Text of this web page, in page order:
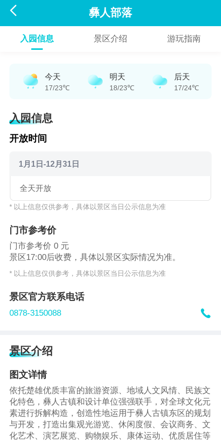
 彝人部落
入园信息 景区介绍 游玩指南
今天
17/23℃
明天
18/23℃
后天
17/24℃
入园信息
开放时间
1月1日-12月31日
全天开放
* 以上信息仅供参考，具体以景区当日公示信息为准
门市参考价
门市参考价 0 元
景区17:00后收费，具体以景区实际情况为准。
* 以上信息仅供参考，具体以景区当日公示信息为准
景区官方联系电话
0878-3150088 
景区介绍
图文详情
依托楚雄优质丰富的旅游资源、地域人文风情、民族文
化特色，彝人古镇和设计单位强强联手，对全球文化元
素进行拆解构造，创造性地运用于彝人古镇东区的规划
与开发，打造出集观光游览、休闲度假、会议商务、文
化艺术、演艺展览、购物娱乐、康体运动、优质居住等